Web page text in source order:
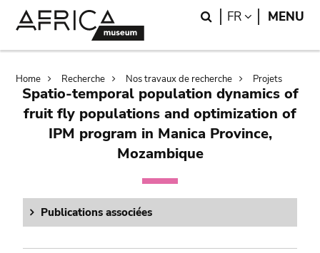
Search
FR LANGUAGE
MENU
Breadcrumb
Home Recherche Nos travaux de recherche Projets
Spatio-temporal population dynamics of
fruit fly populations and optimization of
IPM program in Manica Province,
Mozambique
Publications associées